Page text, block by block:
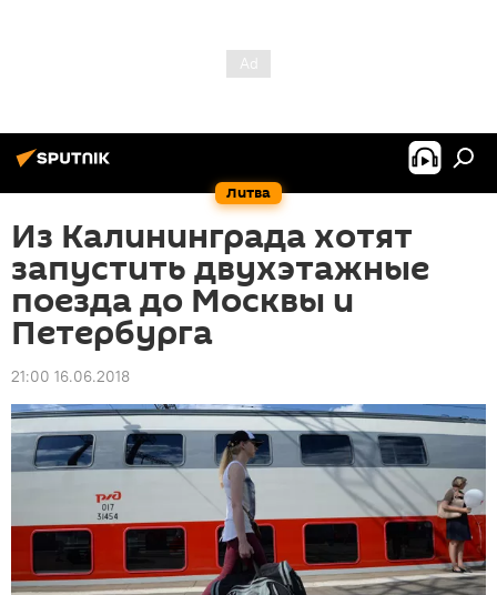
Литва
Из Калининграда хотят
запустить двухэтажные
поезда до Москвы и
Петербурга
21:00 16.06.2018